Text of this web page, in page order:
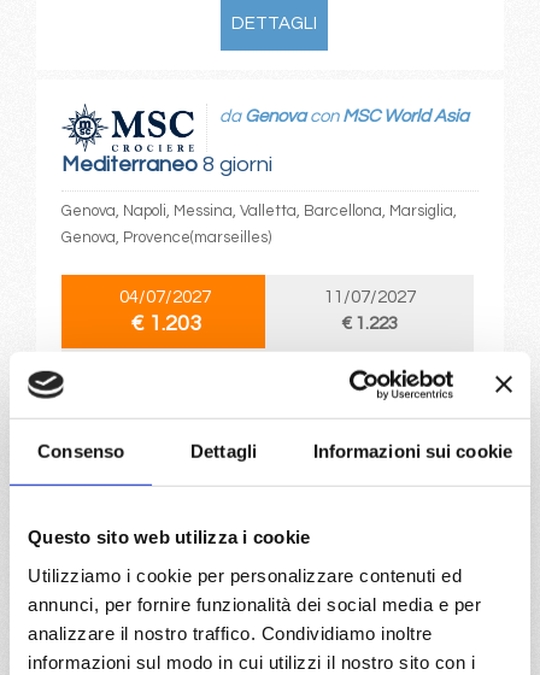
Consenso Dettagli Informazioni sui cookie
Questo sito web utilizza i cookie
Utilizziamo i cookie per personalizzare contenuti ed
annunci, per fornire funzionalità dei social media e per
analizzare il nostro traffico. Condividiamo inoltre
informazioni sul modo in cui utilizzi il nostro sito con i
DETTAGLI
Mediterraneo8 giorni
da Genovacon MSC World Asia
Genova, Napoli, Messina, Valletta, Barcellona, Marsiglia,
Genova, Provence(marseilles)
04/07/2027
€ 1.203
11/07/2027
€ 1.223
25/07/2027
€ 1.253
a partire da
€ 1.203
DETTAGLI
daGenovaconMSC Sinfonia